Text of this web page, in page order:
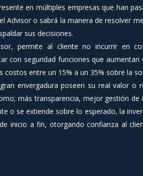
en múltiples empresas que han
Advisor o sabrá la manera de resolver
sus decisiones.
permite al cliente no incurrir en
con seguridad funciones que
entre un 15% a un 35% sobre la
envergadura poseen su real valor
más transparencia, mejor gestión
o se extiende sobre lo esperado, la
inicio a fin, otorgando confianza al